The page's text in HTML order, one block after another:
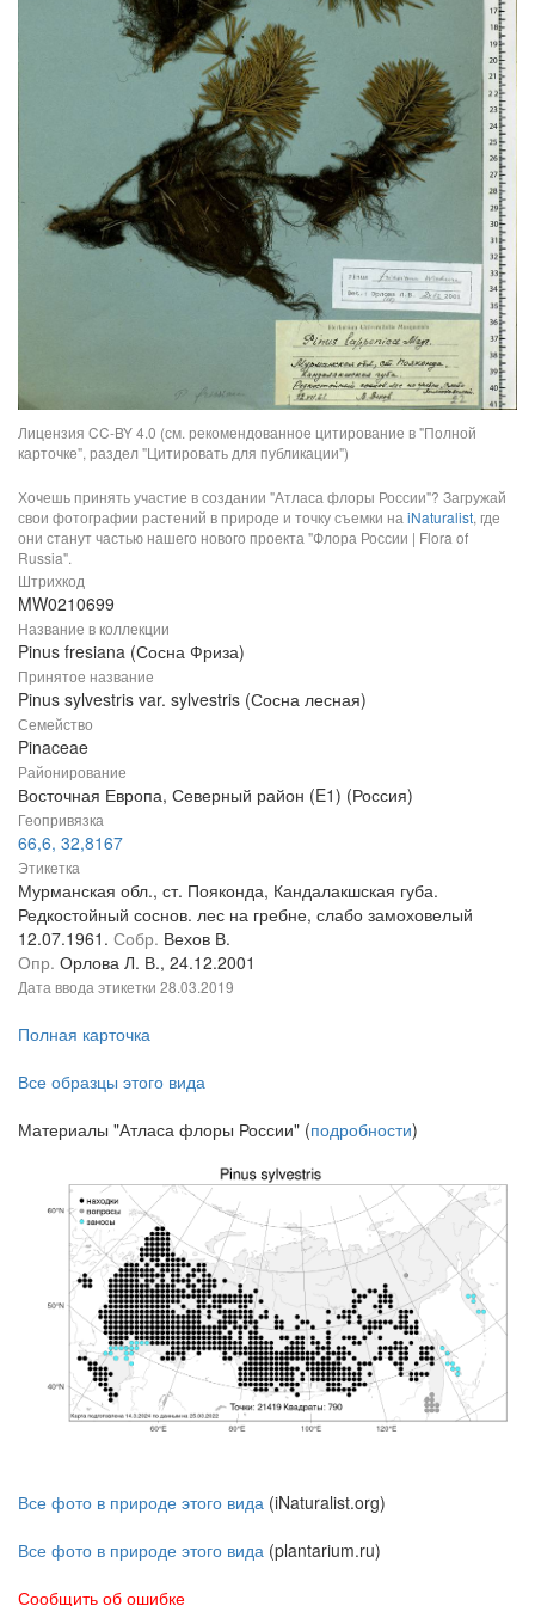
Лицензия CC-BY 4.0 (см. рекомендованное цитирование в "Полной
карточке", раздел "Цитировать для публикации")
Хочешь принять участие в создании "Атласа флоры России"? Загружай
свои фотографии растений в природе и точку съемки на iNaturalist, где
они станут частью нашего нового проекта "Флора России | Flora of
Russia".
Штрихкод
MW0210699
Название в коллекции
Pinus fresiana (Сосна Фриза)
Принятое название
Pinus sylvestris var. sylvestris (Сосна лесная)
Семейство
Pinaceae
Районирование
Восточная Европа, Северный район (E1) (Россия)
Геопривязка
66,6, 32,8167
Этикетка
Мурманская обл., ст. Пояконда, Кандалакшская губа.
Редкостойный соснов. лес на гребне, слабо замоховелый
12.07.1961. Собр. Вехов В.
Опр. Орлова Л. В., 24.12.2001
Дата ввода этикетки 28.03.2019
Полная карточка
Все образцы этого вида
Материалы "Атласа флоры России" (подробности)
Все фото в природе этого вида (iNaturalist.org)
Все фото в природе этого вида (plantarium.ru)
Сообщить об ошибке